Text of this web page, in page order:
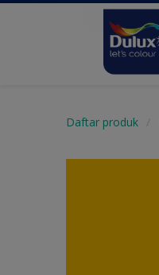
Daftar produk